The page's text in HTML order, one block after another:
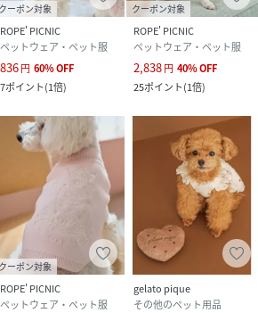
クーポン対象
ROPE' PICNIC
ペットウェア・ペット服
836円 60%OFF
7ポイント(1倍)
クーポン対象
ROPE' PICNIC
ペットウェア・ペット服
2,838円 40%OFF
25ポイント(1倍)
クーポン対象
ROPE' PICNIC
ペットウェア・ペット服
gelato pique
その他のペット用品